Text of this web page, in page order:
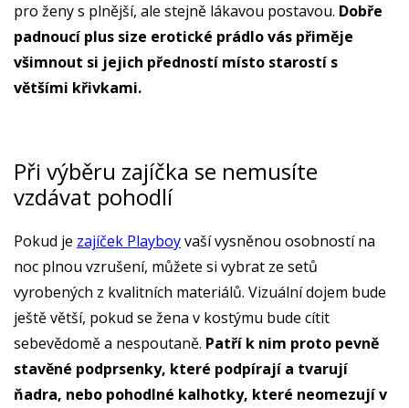
pro ženy s plnější, ale stejně lákavou postavou. Dobře
padnoucí plus size erotické prádlo vás přiměje
všimnout si jejich předností místo starostí s
většími křivkami.
Při výběru zajíčka se nemusíte
vzdávat pohodlí
Pokud je zajíček Playboyvaší vysněnou osobností na
noc plnou vzrušení, můžete si vybrat ze setů
vyrobených z kvalitních materiálů. Vizuální dojem bude
ještě větší, pokud se žena v kostýmu bude cítit
sebevědomě a nespoutaně. Patří k nim proto pevně
stavěné podprsenky, které podpírají a tvarují
ňadra, nebo pohodlné kalhotky, které neomezují v